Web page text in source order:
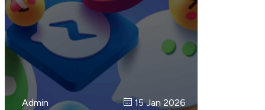
Admin 17 Jan 2026
Admin 15 Jan 2026
Admin 14 Jan 2026